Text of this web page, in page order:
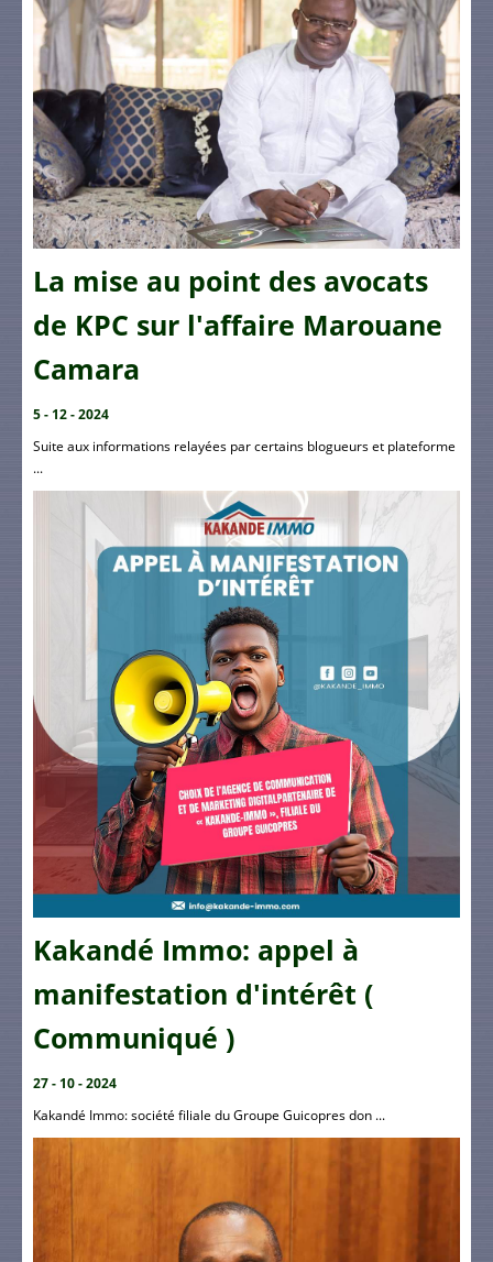
La mise au point des avocats
de KPC sur l'affaire Marouane
Camara
5 - 12 - 2024
Suite aux informations relayées par certains blogueurs et plateforme
...
Kakandé Immo: appel à
manifestation d'intérêt (
Communiqué )
27 - 10 - 2024
Kakandé Immo: société filiale du Groupe Guicopres don ...